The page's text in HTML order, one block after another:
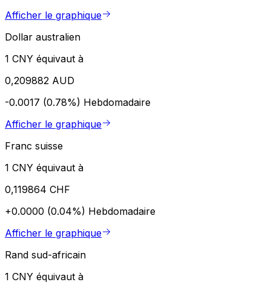
Afficher le graphique
Dollar australien
1 CNY équivaut à
0,209882 AUD
-0.0017 (0.78%) Hebdomadaire
Afficher le graphique
Franc suisse
1 CNY équivaut à
0,119864 CHF
+0.0000 (0.04%) Hebdomadaire
Afficher le graphique
Rand sud-africain
1 CNY équivaut à